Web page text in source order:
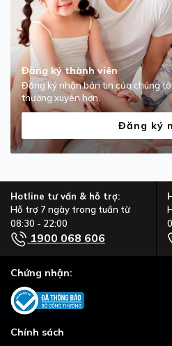
Đăng ký thành viên
Đăng ký nhận bản tin của chúng
thường xuyên hơn.
Đăng ký
Hotline tư vấn & hỗ trợ:
Hỗ trợ 7 ngày trong tuần từ
08:30 - 22:00
1900 068 606
Chính sách
Chứng nhận: